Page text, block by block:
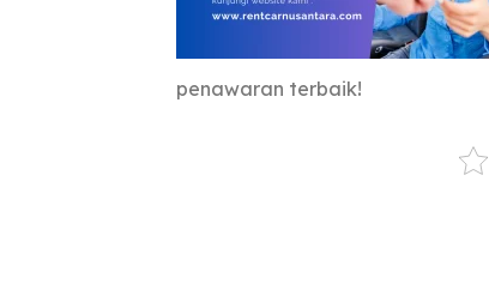
penawaran terbaik!